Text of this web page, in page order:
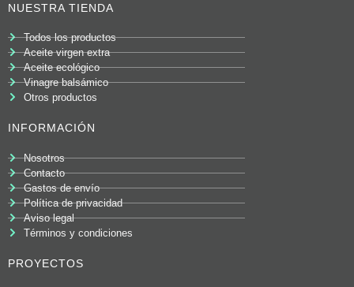
NUESTRA TIENDA
Todos los productos
Aceite virgen extra
Aceite ecológico
Vinagre balsámico
Otros productos
INFORMACIÓN
Nosotros
Contacto
Gastos de envío
Política de privacidad
Aviso legal
Términos y condiciones
PROYECTOS